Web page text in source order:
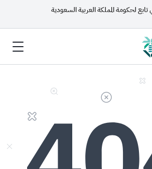
لحكومة المملكة العربية السعودية